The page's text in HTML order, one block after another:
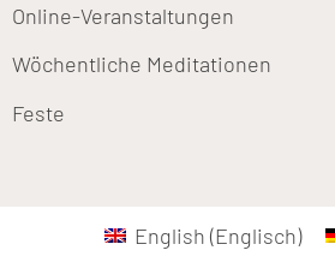
Online-Veranstaltungen
Wöchentliche Meditationen
Feste
English (Englisch)